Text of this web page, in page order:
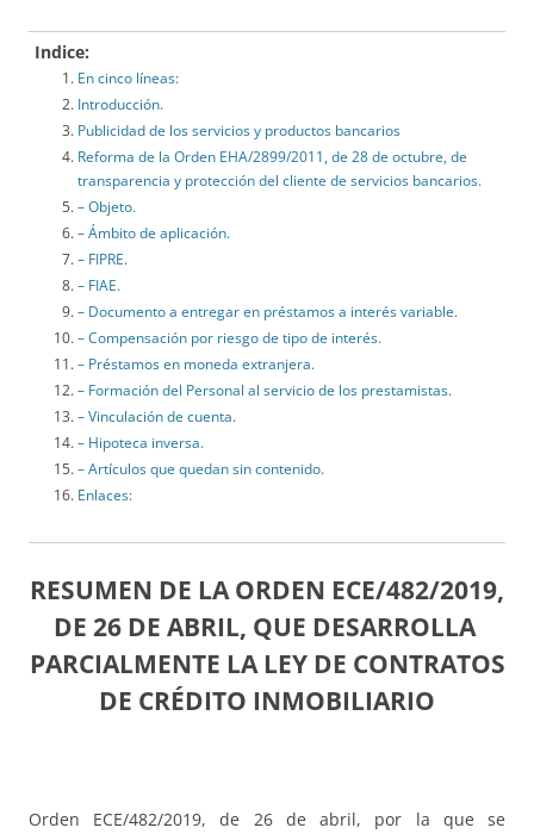
Indice:
En cinco líneas:
Introducción.
Publicidad de los servicios y productos bancarios
Reforma de la Orden EHA/2899/2011, de 28 de octubre, de
transparencia y protección del cliente de servicios bancarios.
– Objeto.
– Ámbito de aplicación.
– FIPRE.
– FIAE.
– Documento a entregar en préstamos a interés variable.
– Compensación por riesgo de tipo de interés.
– Préstamos en moneda extranjera.
– Formación del Personal al servicio de los prestamistas.
– Vinculación de cuenta.
– Hipoteca inversa.
– Artículos que quedan sin contenido.
Enlaces:
RESUMEN DE LAORDEN ECE/482/2019,
DE 26 DE ABRIL, QUE DESARROLLA
PARCIALMENTE LA LEY DE CONTRATOS
DE CRÉDITO INMOBILIARIO
Orden ECE/482/2019, de 26 de abril, por la que se